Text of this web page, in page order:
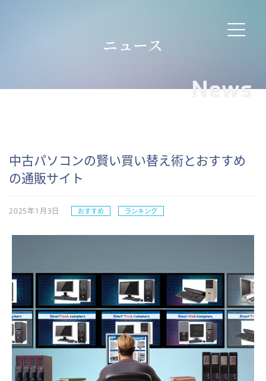
ニュース
News
中古パソコンの賢い買い替え術とおすすめ
の通販サイト
2025年1月3日 おすすめ ランキング